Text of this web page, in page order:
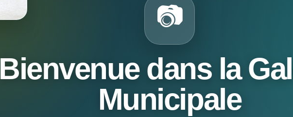
📷
Bienvenue dans la
Municipale